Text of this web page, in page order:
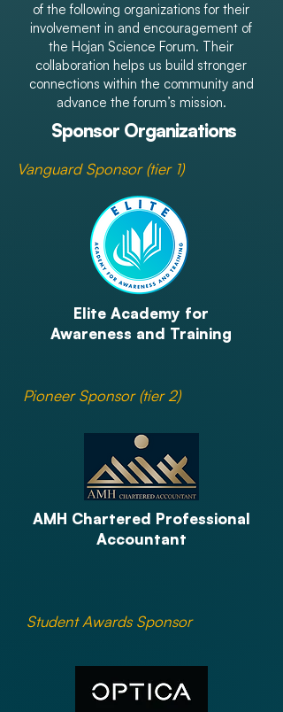
of the following organizations for their
involvement in and encouragement of
the Hojan Science Forum. Their
collaboration helps us build stronger
connections within the community and
advance the forum’s mission.
Sponsor Organizations
Vanguard Sponsor (tier 1)
Elite Academy for
Awareness and Training
Pioneer Sponsor (tier 2)
AMH Chartered Professional
Accountant
Student Awards Sponsor